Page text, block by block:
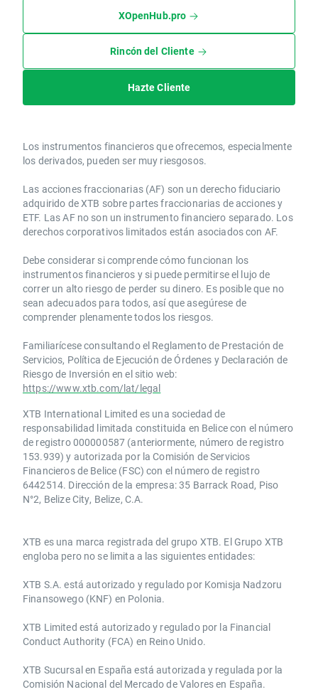
XOpenHub.pro
Rincón del Cliente
Hazte Cliente
Los instrumentos financieros que ofrecemos, especialmente
los derivados, pueden ser muy riesgosos.
Las acciones fraccionarias (AF) son un derecho fiduciario
adquirido de XTB sobre partes fraccionarias de acciones y
ETF. Las AF no son un instrumento financiero separado. Los
derechos corporativos limitados están asociados con AF.
Debe considerar si comprende cómo funcionan los
instrumentos financieros y si puede permitirse el lujo de
correr un alto riesgo de perder su dinero. Es posible que no
sean adecuados para todos, así que asegúrese de
comprender plenamente todos los riesgos.
Familiarícese consultando el Reglamento de Prestación de
Servicios, Política de Ejecución de Órdenes y Declaración de
Riesgo de Inversión en el sitio web:
https://www.xtb.com/lat/legal
XTB International Limited es una sociedad de
responsabilidad limitada constituida en Belice con el número
de registro 000000587 (anteriormente, número de registro
153.939) y autorizada por la Comisión de Servicios
Financieros de Belice (FSC) con el número de registro
6442514. Dirección de la empresa: 35 Barrack Road, Piso
N°2, Belize City, Belize, C.A.
​​XTB es una marca registrada del grupo XTB. El Grupo XTB
engloba pero no se limita a las siguientes entidades:
XTB S.A.​ está autorizado y regulado por Komisja Nadzoru
Finansowego (KNF) ​en Polonia.
XTB Limited ​está autorizado y regulado por la ​Financial
Conduct Authority ​(FCA) en ​​Reino Unido.
XTB Sucursal en España está autorizada y regulada por la
Comisión Nacional del Mercado de Valores en España.